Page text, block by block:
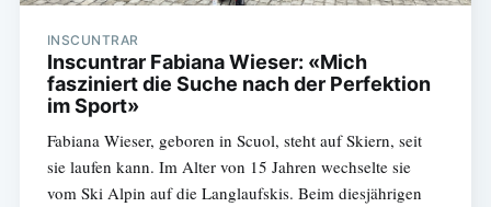
INSCUNTRAR
Inscuntrar Fabiana Wieser: «Mich
fasziniert die Suche nach der Perfektion
im Sport»
Fabiana Wieser, geboren in Scuol, steht auf Skiern, seit
sie laufen kann. Im Alter von 15 Jahren wechselte sie
vom Ski Alpin auf die Langlaufskis. Beim diesjährigen